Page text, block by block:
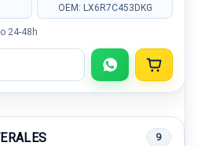
OEM: LX6R7C453DKG
24-48h
9